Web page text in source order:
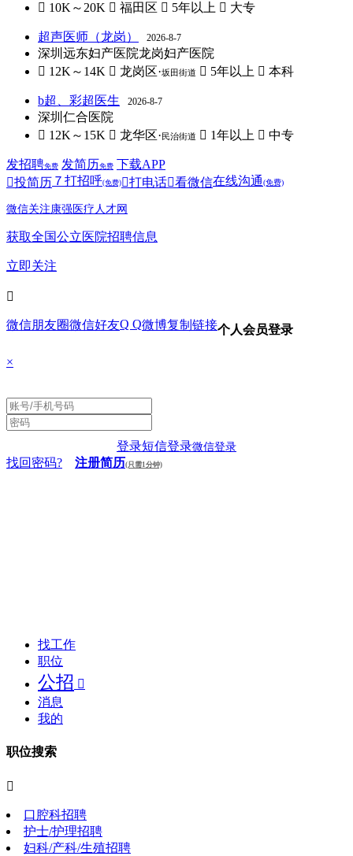
 10K～20K  福田区  5年以上  大专
超声医师（龙岗） 2026-8-7
深圳远东妇产医院龙岗妇产医院
 12K～14K  龙岗区·坂田街道  5年以上  本科
b超、彩超医生 2026-8-7
深圳仁合医院
 12K～15K  龙华区·民治街道  1年以上  中专
发招聘免费 发简历免费 下载APP
投简历 ７ 打招呼(免费) 打电话看微信在线沟通(免费)
微信关注康强医疗人才网
获取全国公立医院招聘信息
立即关注

微信朋友圈微信好友Q Q微博复制链接个人会员登录
×
登录短信登录微信登录
找回密码? 注册简历(只需1分钟)
找工作
职位
公招 
消息
我的
职位搜索

口腔科招聘
护士/护理招聘
妇科/产科/生殖招聘